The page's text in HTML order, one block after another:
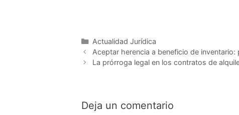
Actualidad Jurídica
Aceptar herencia a beneficio de
La prórroga legal en los contratos de
Deja un comentario